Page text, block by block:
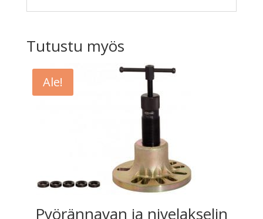
Tutustu myös
Ale!
Pyörännavan ja nivelakselin